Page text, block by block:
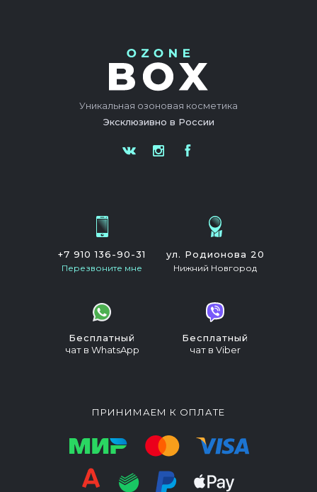
Уникальная озоновая косметика
Эксклюзивно в России
+7 910 136-90-31 ул. Родионова 20
Нижний Новгород
Перезвоните мне
ПРИНИМАЕМ К ОПЛАТЕ
Бесплатный
чат в WhatsApp
Бесплатный
чат в Viber